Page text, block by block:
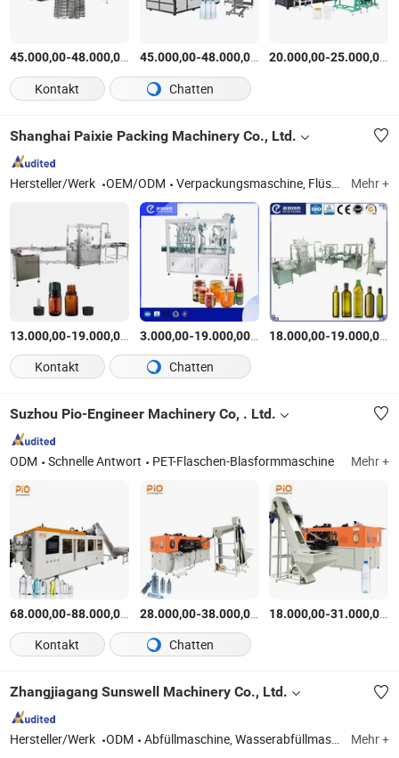
45.000,00-48.000,00 $ /Stück
45.000,00-48.000,00 $ /Stück
20.000,00-25.000,00 $
Kontakt
Chatten
Shanghai Paixie Packing Machinery Co., Ltd.
Hersteller/Werk OEM/ODM Verpackungsmaschine, Flüssigkeitsfüllmaschine, Vape-Ausrüstung, Verpackungsmaschine, Olivenölmaschine, Boxverpackungsmaschine, Wickelmaschine, Etikettiermaschine, Verschließmaschine, Füllmaschine Mehr +
13.000,00-19.000,00 $ /Stück
3.000,00-19.000,00$ /Stück
18.000,00-19.000,00 $
Kontakt
Chatten
Suzhou Pio-Engineer Machinery Co, . Ltd.
ODM Schnelle Antwort PET-Flaschen-Blasformmaschine Mehr +
68.000,00-88.000,00 $ /Stück
28.000,00-38.000,00 $ /Stück
18.000,00-31.000,00 $
Kontakt
Chatten
Zhangjiagang Sunswell Machinery Co., Ltd.
Hersteller/Werk ODM Abfüllmaschine, Wasserabfüllmaschine, Wasserfüllmaschine, Getränkeabfüllmaschine, kohlensäurehaltige Abfüllmaschine, Saftfüllmaschine, Wasserabfülllinie, Verpackungsmaschine Mehr +